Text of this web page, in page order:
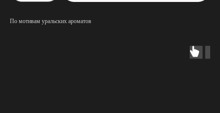
По мотивам уральских ароматов